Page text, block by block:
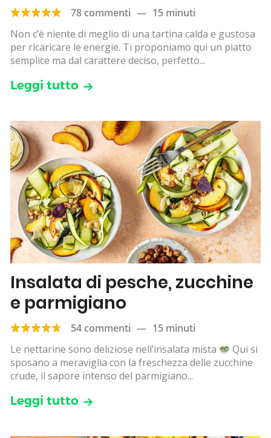
78 commenti — 15 minuti
Non c’è niente di meglio di una tartina calda e gustosa
per ricaricare le energie. Ti proponiamo qui un piatto
semplice ma dal carattere deciso, perfetto...
Leggi tutto
Insalata di pesche, zucchine
e parmigiano
54 commenti — 15 minuti
Le nettarine sono deliziose nell’insalata mista
Qui si
sposano a meraviglia con la freschezza delle zucchine
crude, il sapore intenso del parmigiano...
Leggi tutto